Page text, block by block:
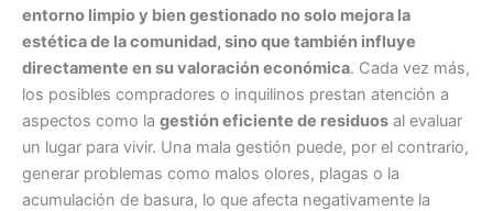
entorno limpio y bien gestionado no solo mejora la
estética de la comunidad, sino que también influye
directamente en su valoración económica. Cada vez más,
los posibles compradores o inquilinos prestan atención a
aspectos como la gestión eficiente de residuos al evaluar
un lugar para vivir. Una mala gestión puede, por el contrario,
generar problemas como malos olores, plagas o la
acumulación de basura, lo que afecta negativamente la